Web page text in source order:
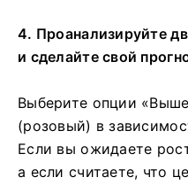
4. Проанализируйте
и сделайте свой
Выберите опции
(розовый) в
Если вы ожидаете
а если считаете, что